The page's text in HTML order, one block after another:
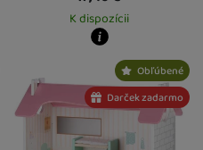
K dispozícii
Kdy zboží dostanete?
Osobný odber vo výdajnom mieste
U Vás doma13. 8.
Obľúbené
Darček zadarmo